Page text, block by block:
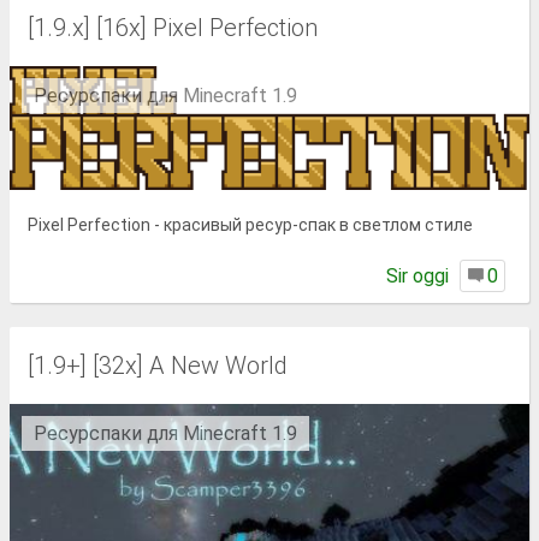
[1.9.x] [16x] Pixel Perfection
Ресурспаки для Minecraft 1.9
Pixel Perfection - красивый ресур-спак в светлом стиле
Sir oggi 0
[1.9+] [32x] A New World
Ресурспаки для Minecraft 1.9